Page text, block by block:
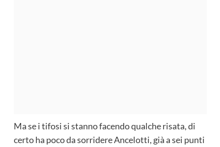
Ma se i tifosi si stanno facendo qualche risata, di
certo ha poco da sorridere Ancelotti, già a sei punti